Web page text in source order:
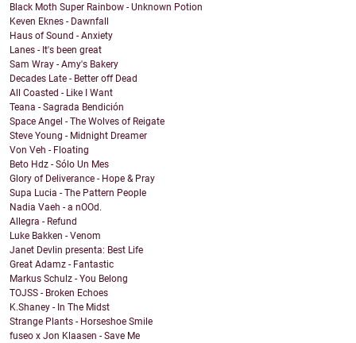
Black Moth Super Rainbow - Unknown Potion
Keven Eknes - Dawnfall
Haus of Sound - Anxiety
Lanes - It's been great
Sam Wray - Amy's Bakery
Decades Late - Better off Dead
All Coasted - Like I Want
Teana - Sagrada Bendición
Space Angel - The Wolves of Reigate
Steve Young - Midnight Dreamer
Von Veh - Floating
Beto Hdz - Sólo Un Mes
Glory of Deliverance - Hope & Pray
Supa Lucia - The Pattern People
Nadia Vaeh - a nOOd.
Allegra - Refund
Luke Bakken - Venom
Janet Devlin presenta: Best Life
Great Adamz - Fantastic
Markus Schulz - You Belong
TOJSS - Broken Echoes
K.Shaney - In The Midst
Strange Plants - Horseshoe Smile
fuseo x Jon Klaasen - Save Me